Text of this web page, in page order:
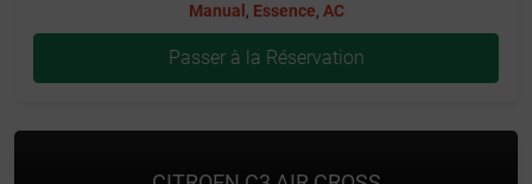
Manual , Essence, AC
Passer à la Réservation